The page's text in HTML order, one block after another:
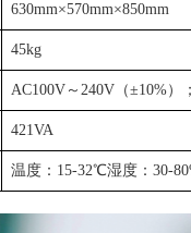
630mm×570mm×850mm
45kg
AC100V～240V（±10%）
421VA
温度：15-32℃湿度：30-